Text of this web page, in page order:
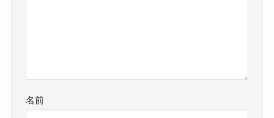
名前